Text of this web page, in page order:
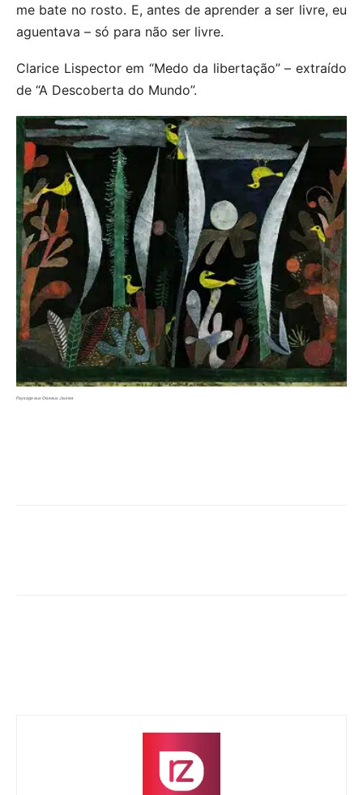
me bate no rosto. E, antes de aprender a ser livre, eu
aguentava – só para não ser livre.
Clarice Lispector em “Medo da libertação” – extraído
de “A Descoberta do Mundo”.
Paysage aux Oiseaux Jaunes